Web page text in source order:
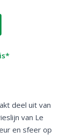
deel uit van
van Le
en sfeer op